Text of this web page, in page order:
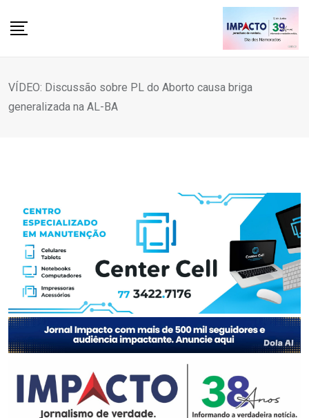
VÍDEO: Discussão sobre PL do Aborto causa briga
generalizada na AL-BA